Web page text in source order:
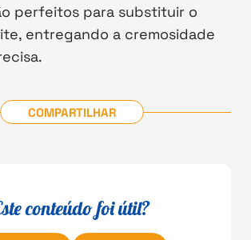
perfeitos para substituir o
entregando a cremosidade
COMPARTILHAR
conteúdo foi útil?